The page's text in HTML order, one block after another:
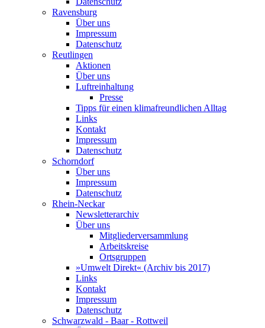
Ravensburg
Über uns
Impressum
Datenschutz
Reutlingen
Aktionen
Über uns
Luftreinhaltung
Presse
Tipps für einen klimafreundlichen Alltag
Links
Kontakt
Impressum
Datenschutz
Schorndorf
Über uns
Impressum
Datenschutz
Rhein-Neckar
Newsletterarchiv
Über uns
Mitgliederversammlung
Arbeitskreise
Ortsgruppen
»Umwelt Direkt« (Archiv bis 2017)
Links
Kontakt
Impressum
Datenschutz
Schwarzwald - Baar - Rottweil